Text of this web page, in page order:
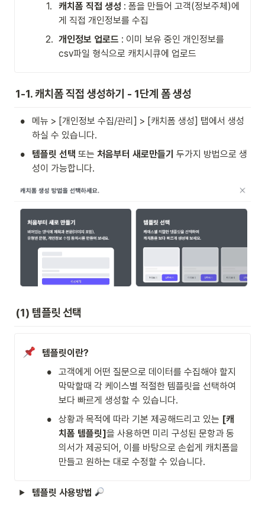
1. 캐치폼 직접 생성 : 폼을 만들어 고객(정보주체)에
게 직접 개인정보를 수집
2. 개인정보 업로드 : 이미 보유 중인 개인정보를
csv파일 형식으로 캐치시큐에 업로드
1-1. 캐치폼 직접 생성하기 - 1단계 폼 생성
•
메뉴 > [개인정보 수집/관리] > [캐치폼 생성] 탭에서 생성
하실 수 있습니다.
• 템플릿 선택 또는 처음부터 새로만들기 두가지 방법으로 생
성이 가능합니다.
(1) 템플릿 선택
템플릿이란?
•
고객에게 어떤 질문으로 데이터를 수집해야 할지
막막할때 각 케이스별 적절한 템플릿을 선택하여
보다 빠르게 생성할 수 있습니다.
• 상황과 목적에 따라 기본 제공해드리고 있는 [캐
치폼 템플릿]을 사용하면 미리 구성된 문항과 동
의서가 제공되어, 이를 바탕으로 손쉽게 캐치폼을
만들고 원하는 대로 수정할 수 있습니다.
템플릿 사용방법